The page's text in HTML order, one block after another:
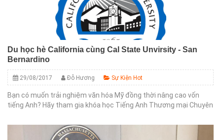
Du học hè California cùng Cal State Unvirsity - San
Bernardino
29/08/2017 Đỗ Hương Sự Kiện Hot
Bạn có muốn trải nghiệm văn hóa Mỹ đồng thời nâng cao vốn
tiếng Anh? Hãy tham gia khóa học Tiếng Anh Thương mại Chuyên